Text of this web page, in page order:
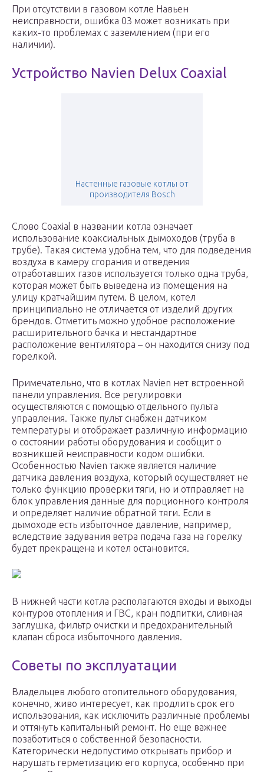
При отсутствии в газовом котле Навьен
неисправности, ошибка 03 может возникать при
каких-то проблемах с заземлением (при его
наличии).
Устройство Navien Delux Coaxial
Настенные газовые котлы от
производителя Bosch
Слово Coaxial в названии котла означает
использование коаксиальных дымоходов (труба в
трубе). Такая система удобна тем, что для подведения
воздуха в камеру сгорания и отведения
отработавших газов используется только одна труба,
которая может быть выведена из помещения на
улицу кратчайшим путем. В целом, котел
принципиально не отличается от изделий других
брендов. Отметить можно удобное расположение
расширительного бачка и нестандартное
расположение вентилятора – он находится снизу под
горелкой.
Примечательно, что в котлах Navien нет встроенной
панели управления. Все регулировки
осуществляются с помощью отдельного пульта
управления. Также пульт снабжен датчиком
температуры и отображает различную информацию
о состоянии работы оборудования и сообщит о
возникшей неисправности кодом ошибки.
Особенностью Navien также является наличие
датчика давления воздуха, который осуществляет не
только функцию проверки тяги, но и отправляет на
блок управления данные для порционного контроля
и определяет наличие обратной тяги. Если в
дымоходе есть избыточное давление, например,
вследствие задувания ветра подача газа на горелку
будет прекращена и котел остановится.
В нижней части котла располагаются входы и выходы
контуров отопления и ГВС, кран подпитки, сливная
заглушка, фильтр очистки и предохранительный
клапан сброса избыточного давления.
Советы по эксплуатации
Владельцев любого отопительного оборудования,
конечно, живо интересует, как продлить срок его
использования, как исключить различные проблемы
и оттянуть капитальный ремонт. Но еще важнее
позаботиться о собственной безопасности.
Категорически недопустимо открывать прибор и
нарушать герметизацию его корпуса, особенно при